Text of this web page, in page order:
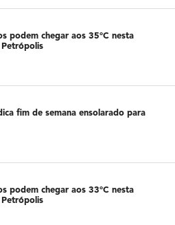
podem chegar aos 35°C nesta
Petrópolis
fim de semana ensolarado para
podem chegar aos 33°C nesta
Petrópolis